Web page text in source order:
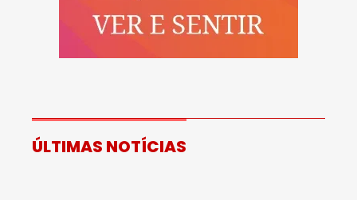
ÚLTIMAS NOTÍCIAS